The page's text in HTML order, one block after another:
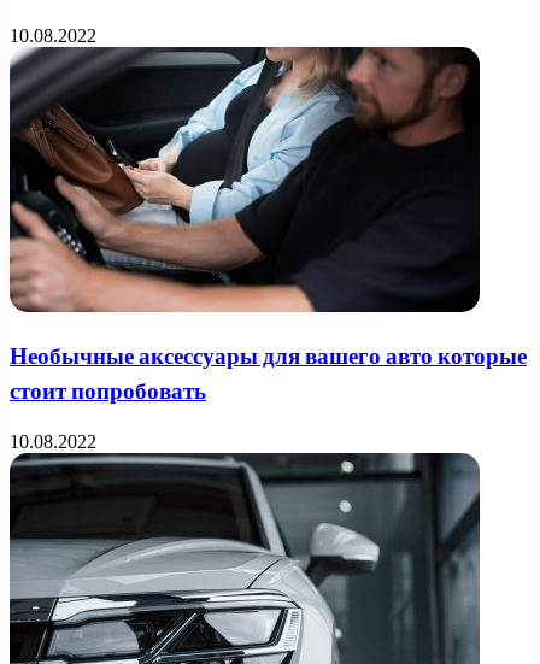
10.08.2022
Необычные аксессуары для вашего авто которые
стоит попробовать
10.08.2022